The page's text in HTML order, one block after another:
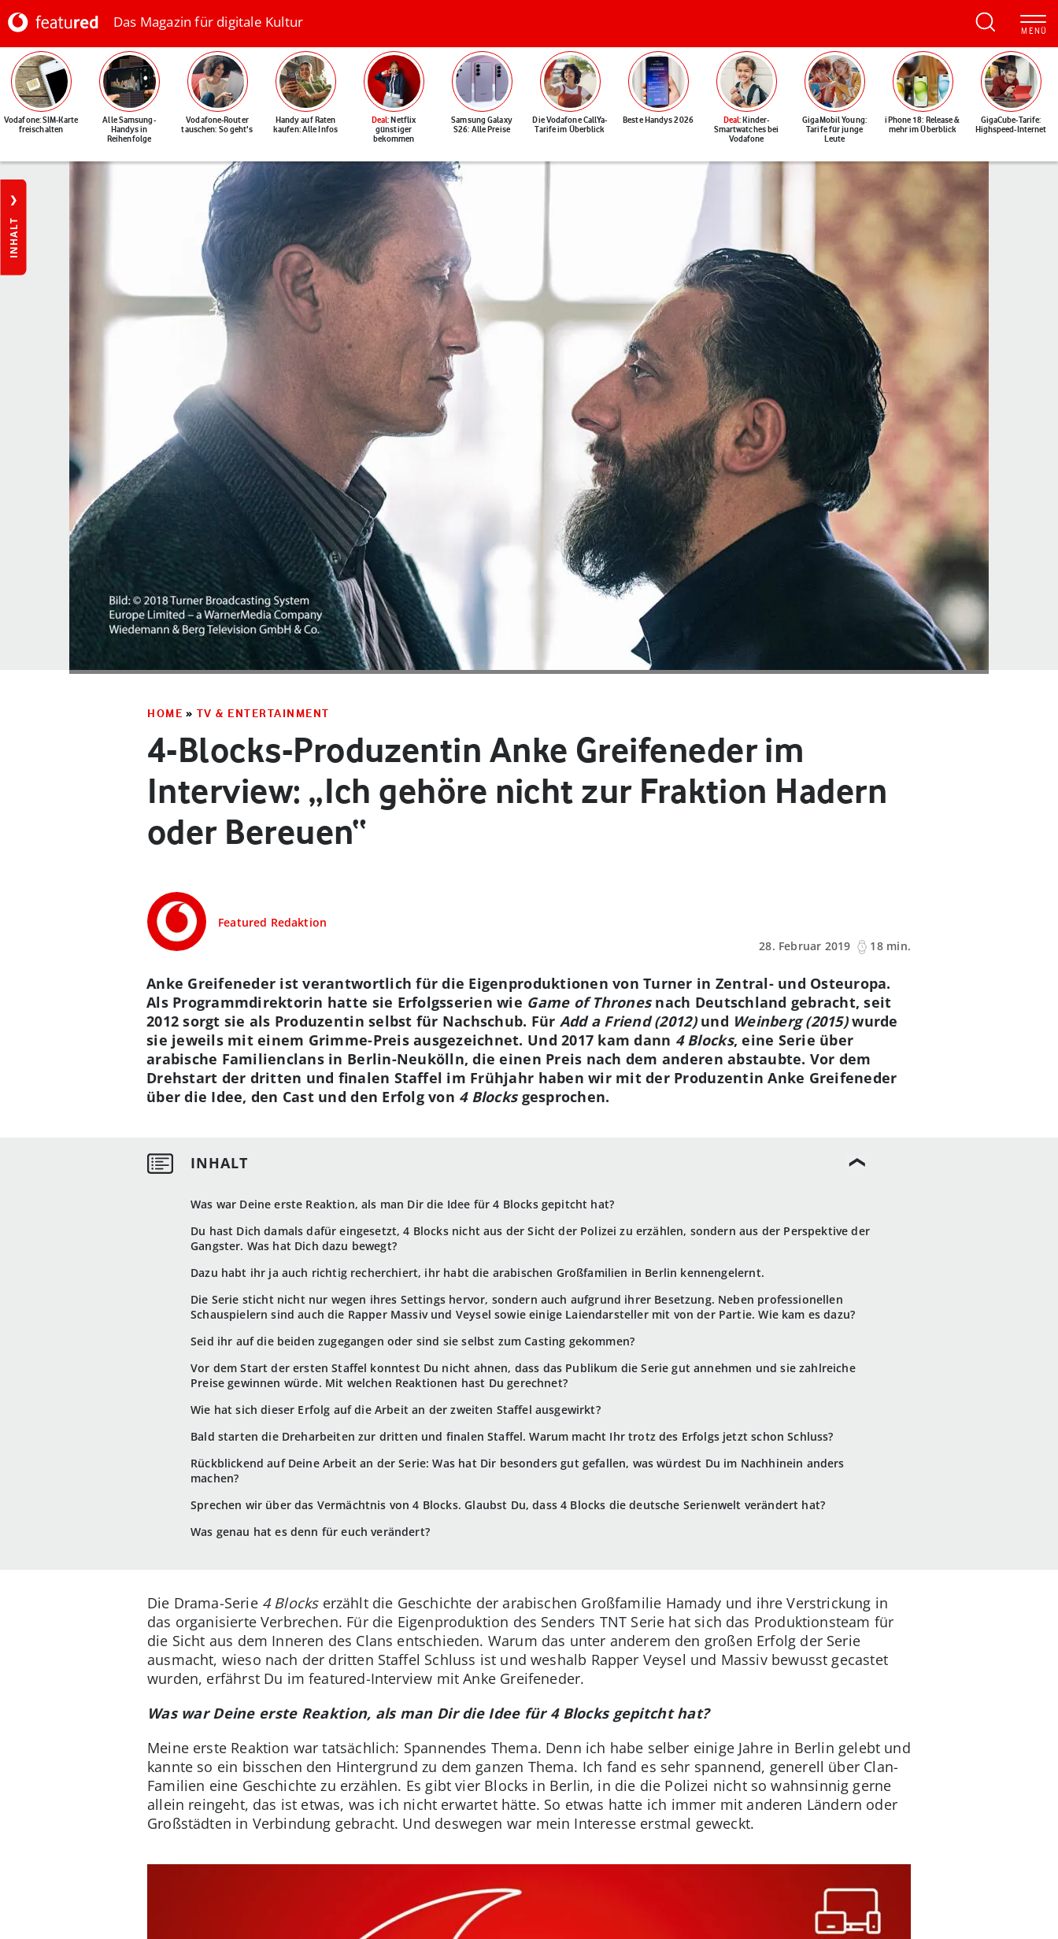
Das Magazin für digitale Kultur
Vodafone: SIM-Karte
freischalten
Alle Samsung-
Handys in
Reihenfolge
Vodafone-Router
tauschen: So geht's
Handy auf Raten
kaufen: Alle Infos
Deal: Netflix
günstiger
bekommen
Samsung Galaxy
S26: Alle Preise
Die Vodafone CallYa-
Tarife im Überblick
Beste Handys 2026 Deal: Kinder-
Smartwatches bei
Vodafone
GigaMobil Young:
Tarife für junge
Leute
iPhone 18: Release &
mehr im Überblick
GigaCube-Tarife:
Highspeed-Internet
INHALT
HOME » TV & ENTERTAINMENT
4-Blocks-Produzentin Anke Greifeneder im
Interview: „Ich gehöre nicht zur Fraktion Hadern
oder Bereuen“
Featured Redaktion
28. Februar 2019
18 min.
Was war Deine erste Reaktion, als man Dir die Idee für 4 Blocks gepitcht hat?
Du hast Dich damals dafür eingesetzt, 4 Blocks nicht aus der Sicht der Polizei zu erzählen, sondern aus der Perspektive der
Gangster. Was hat Dich dazu bewegt?
Dazu habt ihr ja auch richtig recherchiert, ihr habt die arabischen Großfamilien in Berlin kennengelernt.
Die Serie sticht nicht nur wegen ihres Settings hervor, sondern auch aufgrund ihrer Besetzung. Neben professionellen
Schauspielern sind auch die Rapper Massiv und Veysel sowie einige Laiendarsteller mit von der Partie. Wie kam es dazu?
Seid ihr auf die beiden zugegangen oder sind sie selbst zum Casting gekommen?
Vor dem Start der ersten Staffel konntest Du nicht ahnen, dass das Publikum die Serie gut annehmen und sie zahlreiche
Preise gewinnen würde. Mit welchen Reaktionen hast Du gerechnet?
Wie hat sich dieser Erfolg auf die Arbeit an der zweiten Staffel ausgewirkt?
Bald starten die Dreharbeiten zur dritten und finalen Staffel. Warum macht Ihr trotz des Erfolgs jetzt schon Schluss?
Rückblickend auf Deine Arbeit an der Serie: Was hat Dir besonders gut gefallen, was würdest Du im Nachhinein anders
machen?
Sprechen wir über das Vermächtnis von 4 Blocks. Glaubst Du, dass 4 Blocks die deutsche Serienwelt verändert hat?
Was genau hat es denn für euch verändert?
Anke Greifeneder ist verantwortlich für die Eigenproduktionen von Turner in Zentral- und Osteuropa.
Als Programmdirektorin hatte sie Erfolgsserien wie Game of Thronesnach Deutschland gebracht, seit
2012 sorgt sie als Produzentin selbst für Nachschub. Für Add a Friend (2012)und Weinberg (2015)wurde
sie jeweils mit einem Grimme-Preis ausgezeichnet. Und 2017 kam dann 4 Blocks, eine Serie über
arabische Familienclans in Berlin-Neukölln, die einen Preis nach dem anderen abstaubte. Vor dem
Drehstart der dritten und finalen Staffel im Frühjahr haben wir mit der Produzentin Anke Greifeneder
über die Idee, den Cast und den Erfolg von 4 Blocksgesprochen.
Die Drama-Serie 4 Blockserzählt die Geschichte der arabischen Großfamilie Hamady und ihre Verstrickung in
das organisierte Verbrechen. Für die Eigenproduktion des Senders TNT Serie hat sich das Produktionsteam für
die Sicht aus dem Inneren des Clans entschieden. Warum das unter anderem den großen Erfolg der Serie
ausmacht, wieso nach der dritten Staffel Schluss ist und weshalb Rapper Veysel und Massiv bewusst gecastet
wurden, erfährst Du im featured-Interview mit Anke Greifeneder.
Was war Deine erste Reaktion, als man Dir die Idee für 4 Blocks gepitcht hat?
Meine erste Reaktion war tatsächlich: Spannendes Thema. Denn ich habe selber einige Jahre in Berlin gelebt und
kannte so ein bisschen den Hintergrund zu dem ganzen Thema. Ich fand es sehr spannend, generell über Clan-
Familien eine Geschichte zu erzählen. Es gibt vier Blocks in Berlin, in die die Polizei nicht so wahnsinnig gerne
allein reingeht, das ist etwas, was ich nicht erwartet hätte. So etwas hatte ich immer mit anderen Ländern oder
Großstädten in Verbindung gebracht. Und deswegen war mein Interesse erstmal geweckt.